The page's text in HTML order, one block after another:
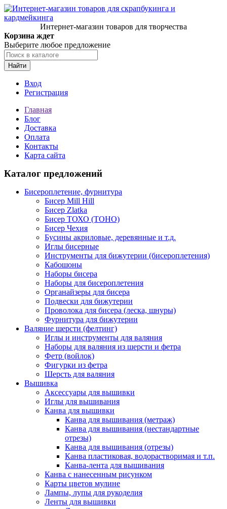
Интернет-магазин товаров для творчества
Корзина ждет
Выберите любое предложение
Найти
Вход
Регистрация
Главная
Блог
Доставка
Оплата
Контакты
Карта сайта
Каталог предложений
Бисероплетение, фурнитура
Бисер Mill Hill
Бисер Zlatka
Бисер ТОХО (TOHO)
Бисер Чехия
Бусины акриловые, деревянные и т.д.
Иглы бисерные
Инструменты для бижутерии (бисероплетения)
Кабошоны
Наборы бисера
Наборы для бисероплетения
Органайзеры для бисера
Подвески для бижутерии
Проволока для бисера (леска, шнуры)
Фурнитура для бижутерии
Валяние шерсти (фелтинг)
Иглы и инструменты для валяния
Наборы для валяния из шерсти и фетра
Фетр (войлок)
Фигурки из фетра
Шерсть для валяния
Вышивка
Аксессуары для вышивки
Иглы для вышивания
Канва для вышивки
Канва для вышивания (метраж)
Канва для вышивания (нестандартные
отрезы)
Канва для вышивания (отрезы)
Канва пластиковая, водорастворимая и т.п.
Канва-лента для вышивания
Канва с нанесенным рисунком
Карты цветов мулине
Лампы, лупы для рукоделия
Ленты для вышивки